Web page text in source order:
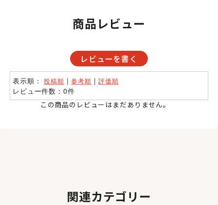
商品レビュー
レビューを書く
表示順：投稿順 |参考順 |評価順
レビュー件数：0件
この商品のレビューはまだありません。
関連カテゴリー